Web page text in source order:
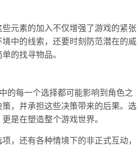
元素的加入不仅增强了游戏的紧张
中的线索，还要时刻防范潜在的威
的找寻物品。
的每一个选择都可能影响到角色之
，并承担这些决策带来的后果。选
是在塑造整个游戏世界。
，还有各种情境下的非正式互动，